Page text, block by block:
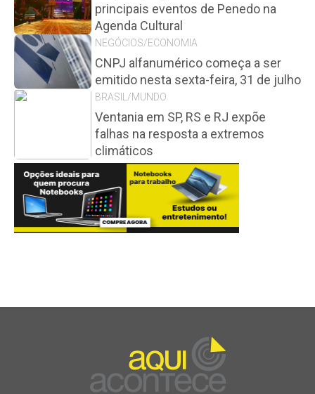
principais eventos de Penedo na
Agenda Cultural
NEGÓCIOS/ECONOMIA
CNPJ alfanumérico começa a ser
emitido nesta sexta-feira, 31 de julho
BRASIL/MUNDO
Ventania em SP, RS e RJ expõe
falhas na resposta a extremos
climáticos